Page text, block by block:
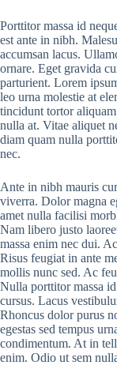
Porttitor massa id
est ante in nibh.
accumsan lacus.
ornare. Eget gravida
parturient. Lorem
leo urna molestie at
tincidunt tortor
nulla at. Vitae aliquet
diam quam nulla
nec.
Ante in nibh mauris
viverra. Dolor magna
amet nulla facilisi
Nam libero justo
massa enim nec dui.
Risus feugiat in ante
mollis nunc sed. Ac
Nulla porttitor massa
cursus. Lacus
Rhoncus dolor purus
egestas sed tempus
condimentum. At in
enim. Odio ut sem